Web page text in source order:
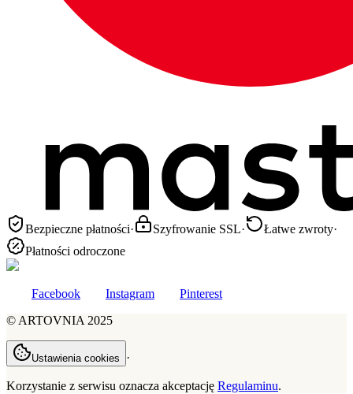
Bezpieczne płatności· Szyfrowanie SSL· Łatwe zwroty·
Płatności odroczone
Facebook Instagram
Pinterest
© ARTOVNIA 2025
Ustawienia cookies ·
Korzystanie z serwisu oznacza akceptację Regulaminu.